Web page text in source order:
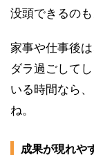
没頭できるのも
家事や仕事後
ダラ過ごして
いる時間なら
ね。
成果が現れや